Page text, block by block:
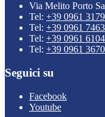
Via Melito Porto
Tel: +39 0961
Tel: +39 0961
Tel: +39 0961
Tel: +39 0961
Seguici su
Facebook
Youtube